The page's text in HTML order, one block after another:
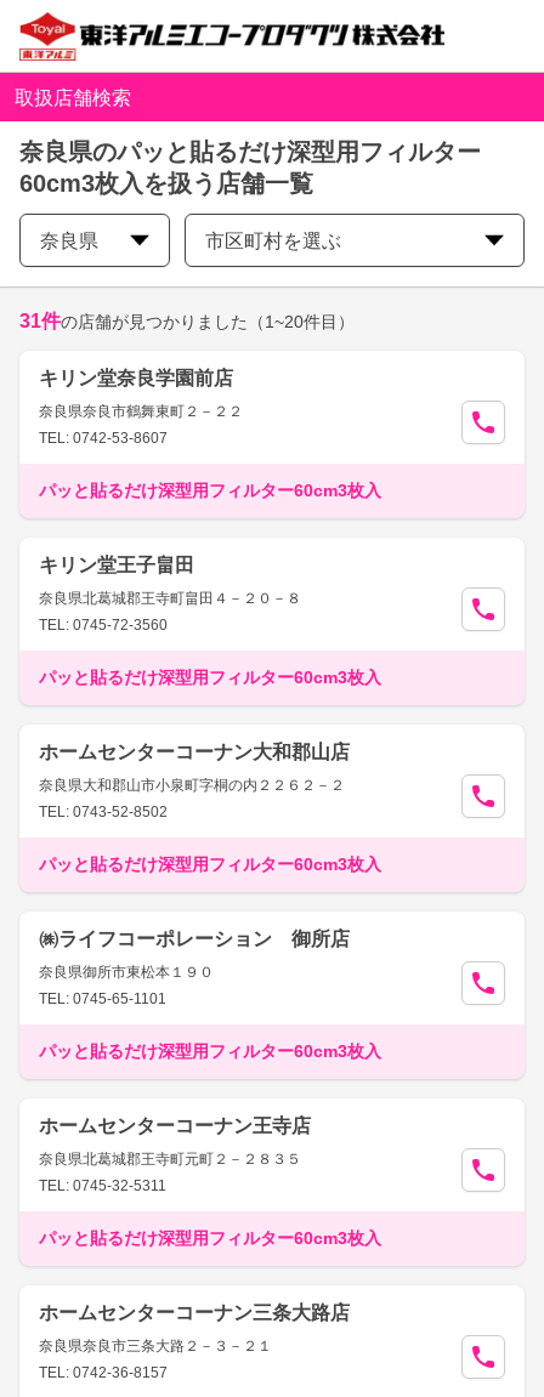
取扱店舗検索
奈良県のパッと貼るだけ深型用フィルター
60cm3枚入を扱う店舗一覧
奈良県 市区町村を選ぶ
31件の店舗が見つかりました （1~20件目）
キリン堂奈良学園前店
奈良県奈良市鶴舞東町２－２２
TEL: 0742-53-8607
パッと貼るだけ深型用フィルター60cm3枚入
キリン堂王子畠田
奈良県北葛城郡王寺町畠田４－２０－８
TEL: 0745-72-3560
パッと貼るだけ深型用フィルター60cm3枚入
ホームセンターコーナン大和郡山店
奈良県大和郡山市小泉町字桐の内２２６２－２
TEL: 0743-52-8502
パッと貼るだけ深型用フィルター60cm3枚入
㈱ライフコーポレーション 御所店
奈良県御所市東松本１９０
TEL: 0745-65-1101
パッと貼るだけ深型用フィルター60cm3枚入
ホームセンターコーナン王寺店
奈良県北葛城郡王寺町元町２－２８３５
TEL: 0745-32-5311
パッと貼るだけ深型用フィルター60cm3枚入
ホームセンターコーナン三条大路店
奈良県奈良市三条大路２－３－２１
TEL: 0742-36-8157